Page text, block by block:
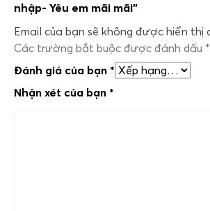
nhập- Yêu em mãi mãi”
Email của bạn sẽ không được hiển thị
Các trường bắt buộc được đánh dấu *
Đánh giá của bạn *
Nhận xét của bạn *